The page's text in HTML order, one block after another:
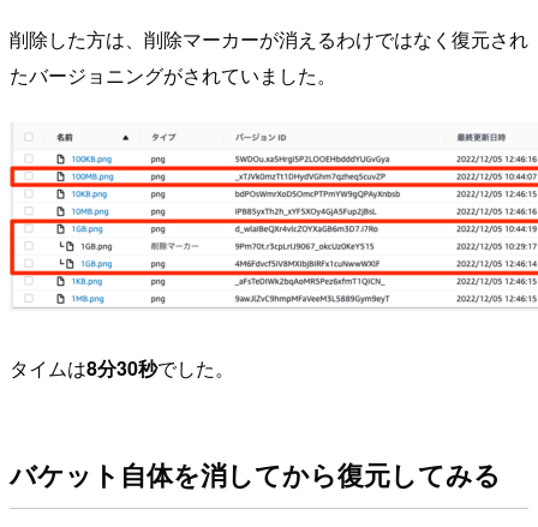
削除した方は、削除マーカーが消えるわけではなく復元され
たバージョニングがされていました。
タイムは8分30秒でした。
バケット自体を消してから復元してみる